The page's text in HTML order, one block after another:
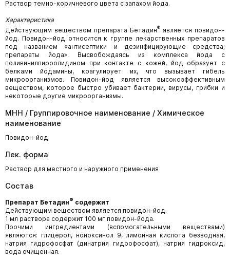
Раствор темно-коричневого цвета с запахом йода.
Характеристика
Действующим веществом препарата Бетадин® является повидон-
йод. Повидон-йод относится к группе лекарственных препаратов
под названием «антисептики и дезинфицирующие средства;
препараты йода». Высвобождаясь из комплекса йода с
поливинилпирролидином при контакте с кожей, йод образует с
белками йодамины, коагулирует их, что вызывает гибель
микроорганизмов. Повидон-йод является высокоэффективным
веществом, которое быстро убивает бактерии, вирусы, грибки и
некоторые другие микроорганизмы.
МНН / Группировочное наименование / Химическое
наименование
Повидон-йод
Лек. форма
Раствор для местного и наружного применения
Состав
Препарат Бетадин® содержит
Действующим веществом является повидон-йод.
1 мл раствора содержит 100 мг повидон-йода.
Прочими ингредиентами (вспомогательными веществами)
являются: глицерол, ноноксинол 9, лимонная кислота безводная,
натрия гидрофосфат (динатрия гидрофосфат), натрия гидроксид,
вода очищенная.